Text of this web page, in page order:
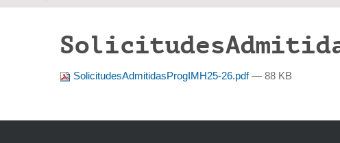
g
c
i
n
t
d
e
SolicitudesAdmitidasProgIMH25-26.pdf— 88 KB